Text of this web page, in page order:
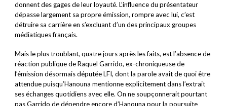
donnent des gages de leur loyauté. L’influence du présentateur
dépasse largement sa propre émission, rompre avec lui, c’est
détruire sa carrière en s’excluant d’un des principaux groupes
médiatiques français.
Mais le plus troublant, quatre jours après les faits, est l’absence de
réaction publique de Raquel Garrido, ex-chroniqueuse de
l’émission désormais députée LFI, dont la parole avait de quoi être
attendue puisqu’Hanouna mentionne explicitement dans l’extrait
ses échanges quotidiens avec elle. On ne soupçonnerait pourtant
pas Garrido de dépendre encore d’Hanouna pour la poursuite